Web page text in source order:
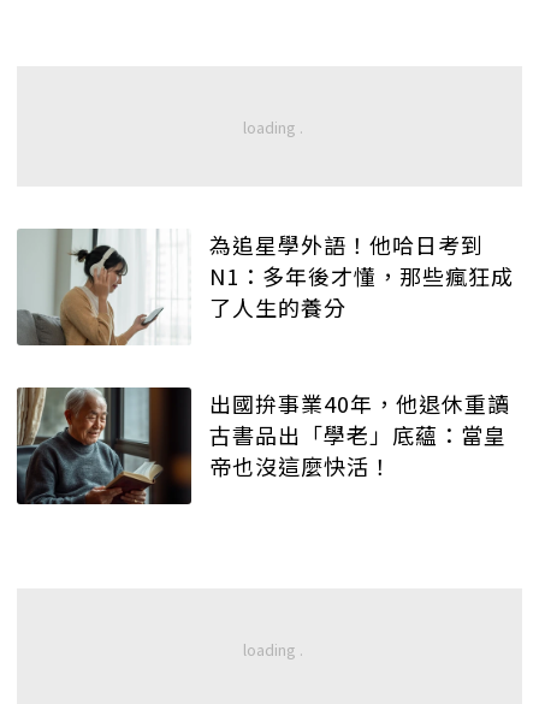
為追星學外語！他哈日考到
N1：多年後才懂，那些瘋狂成
了人生的養分
出國拚事業40年，他退休重讀
古書品出「學老」底蘊：當皇
帝也沒這麼快活！